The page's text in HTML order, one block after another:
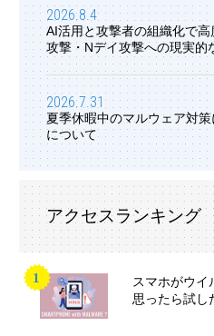
2026.8.4
AI活用と攻撃者の組織化で高
攻撃・Nデイ攻撃への現実的
2026.7.31
夏季休暇中のマルウェア対
について
アクセスランキング
スマホがウイ
思ったら試し